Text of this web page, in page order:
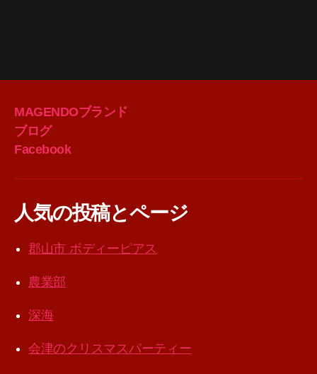
MAGENDOブランド
ブログ
Facebook
人気の投稿とページ
郡山市 ボディーピアス
農業部
深海
会津のクリスマスパーティー